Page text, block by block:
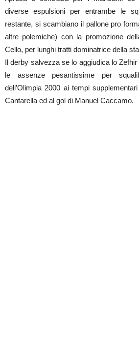
diverse espulsioni per entrambe le
restante, si scambiano il pallone pro
altre polemiche) con la promozione
Cello, per lunghi tratti dominatrice della
Il derby salvezza se lo aggiudica lo
le assenze pesantissime per
dell’Olimpia 2000 ai tempi
Cantarella ed al gol di Manuel Caccamo.